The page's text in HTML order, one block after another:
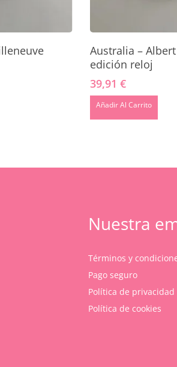
Añadir
Australia –
edición reloj
39,91 €
Añadir Al Carrito
Nuestra
Términos y
Pago seguro
Política de privacidad
Política de cookies